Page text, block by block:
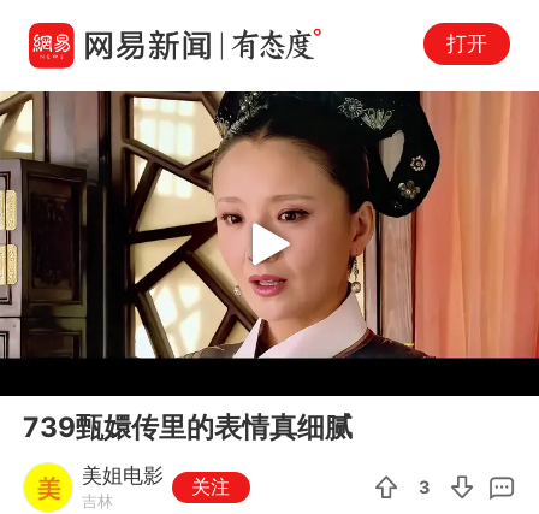
打开
Play
739甄嬛传里的表情真细腻
美姐电影
吉林
关注 3